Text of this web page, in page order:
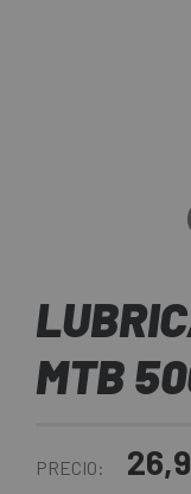
MTB
PRECIO: